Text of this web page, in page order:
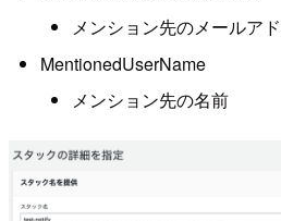
メンション先のメールア
MentionedUserName
メンション先の名前